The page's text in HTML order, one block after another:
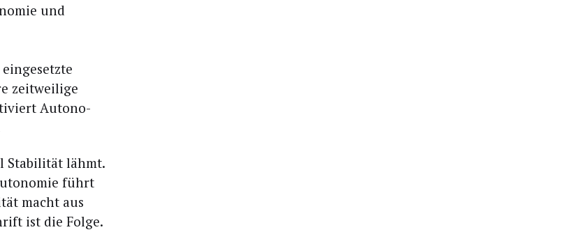
und
zeit­wei­li­ge
Auto­no­
Sta­bi­li­tät lähmt.
führt
macht aus
ist die Folge.